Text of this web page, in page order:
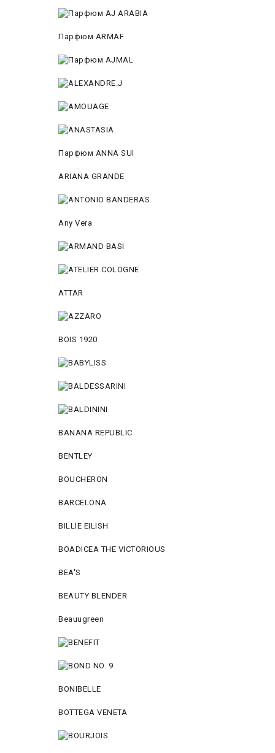
Парфюм ARMAF
Парфюм ANNA SUI
ARIANA GRANDE
Any Vera
ATTAR
BOIS 1920
BANANA REPUBLIC
BENTLEY
BOUCHERON
BARCELONA
BILLIE EILISH
BOADICEA THE VICTORIOUS
BEA'S
BEAUTY BLENDER
Beauugreen
BONIBELLE
BOTTEGA VENETA